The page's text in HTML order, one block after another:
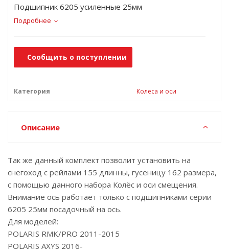
Подшипник 6205 усиленные 25мм
Подробнее
Сообщить о поступлении
Категория Колеса и оси
Описание
Так же данный комплект позволит установить на
снегоход с рейлами 155 длинны, гусеницу 162 размера,
с помощью данного набора Колёс и оси смещения.
Внимание ось работает только с подшипниками серии
6205 25мм посадочный на ось.
Для моделей:
POLARIS RMK/PRO 2011-2015
POLARIS AXYS 2016-